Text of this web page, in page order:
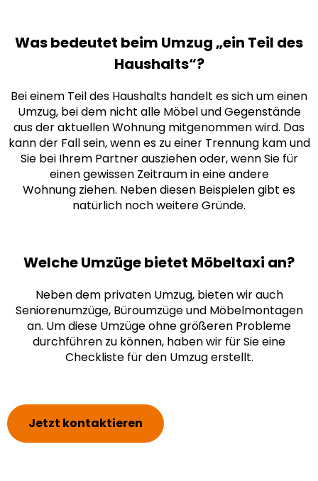
Was bedeutet beim Umzug „ein Teil des
Haushalts“?
Bei einem Teil des Haushalts handelt es sich um einen
Umzug, bei dem nicht alle Möbel und Gegenstände
aus der aktuellen Wohnung mitgenommen wird. Das
kann der Fall sein, wenn es zu einer Trennung kam und
Sie bei Ihrem Partner ausziehen oder, wenn Sie für
einen gewissen Zeitraum in eine andere
Wohnung ziehen. Neben diesen Beispielen gibt es
natürlich noch weitere Gründe.
Welche Umzüge bietet Möbeltaxi an?
Neben dem privaten Umzug, bieten wir auch
Seniorenumzüge, Büroumzüge und Möbelmontagen
an. Um diese Umzüge ohne größeren Probleme
durchführen zu können, haben wir für Sie eine
Checklistefür den Umzug erstellt.
Jetzt kontaktieren